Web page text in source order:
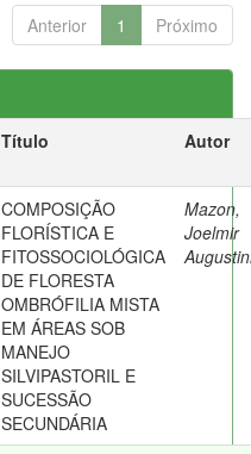
Anterior 1 Próximo
Título Autor
COMPOSIÇÃO
FLORÍSTICA E
FITOSSOCIOLÓGICA
DE FLORESTA
OMBRÓFILIA MISTA
EM ÁREAS SOB
MANEJO
SILVIPASTORIL E
SUCESSÃO
SECUNDÁRIA
Mazon,
Joelmir